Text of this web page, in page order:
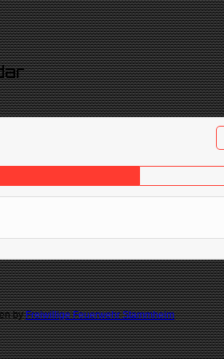
byFreiwillige Feuerwehr Stammheim